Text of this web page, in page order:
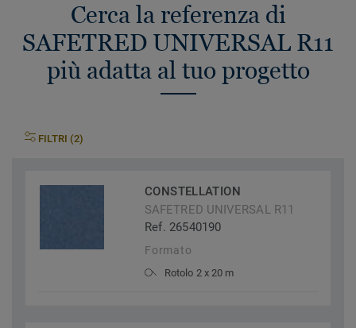
Cerca la referenza di
SAFETRED UNIVERSAL R11
più adatta al tuo progetto
FILTRI (2)
CONSTELLATION
SAFETRED UNIVERSAL R11
Ref. 26540190
Formato
Rotolo 2 x 20 m